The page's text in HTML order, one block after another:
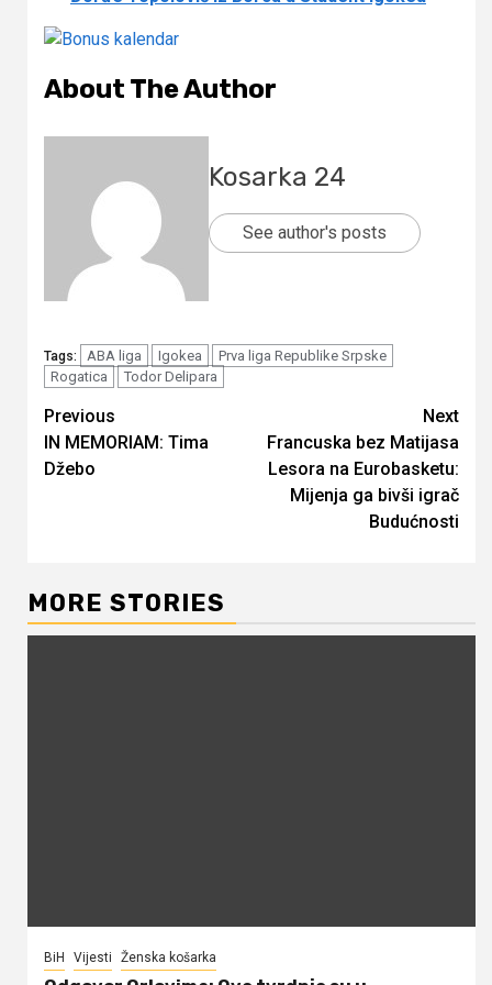
About The Author
Kosarka 24
See author's posts
Tags: ABA liga Igokea
Prva liga Republike Srpske
Rogatica
Todor Delipara
Continue
Reading
Previous
IN MEMORIAM: Tima
Džebo
Next
Francuska bez Matijasa
Lesora na Eurobasketu:
Mijenja ga bivši igrač
Budućnosti
MORE STORIES
BiH Vijesti Ženska košarka